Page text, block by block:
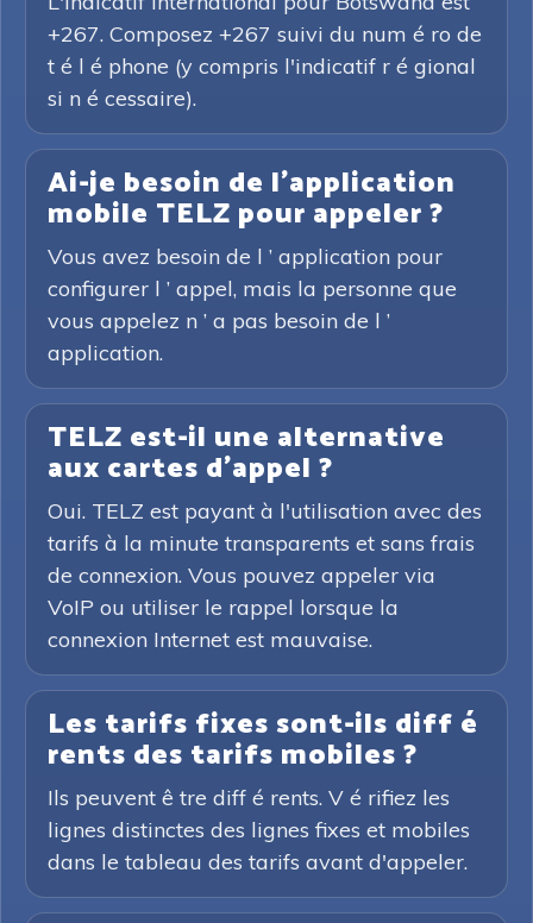
+267. Composez +267 suivi du num é ro de
t é l é phone (y compris l'indicatif r é gional
si n é cessaire).
Ai-je besoin de l'application
mobile TELZ pour appeler ?
Vous avez besoin de l ’ application pour
configurer l ’ appel, mais la personne que
vous appelez n ’ a pas besoin de l ’
application.
TELZ est-il une alternative
aux cartes d'appel ?
Oui. TELZ est payant à l'utilisation avec des
tarifs à la minute transparents et sans frais
de connexion. Vous pouvez appeler via
VoIP ou utiliser le rappel lorsque la
connexion Internet est mauvaise.
Les tarifs fixes sont-ils diff é
rents des tarifs mobiles ?
Ils peuvent ê tre diff é rents. V é rifiez les
lignes distinctes des lignes fixes et mobiles
dans le tableau des tarifs avant d'appeler.